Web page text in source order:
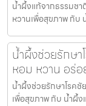
น้ำผึ้งแท้จากธรรมช
หวานเพื่อสุขภาพ กับ
น้ำผึ้งช่วยรักษ
หอม หวาน อร่
น้ำผึ้งช่วยรักษาโรค
เพื่อสุขภาพ กับ น้ำผึ้ง